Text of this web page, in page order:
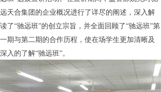
远天合集团的企业概况进行了详尽的阐述，深入解
读了“驰远班”的创立宗旨，并全面回顾了“驰远班”第
一期与第二期的合作历程，使在场学生更加清晰及
深入的了解“驰远班”。